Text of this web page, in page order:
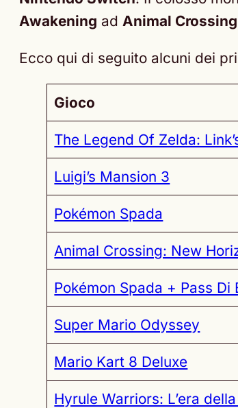
Awakening ad Animal
Ecco qui di seguito alcuni dei
Gioco
The Legend Of Zelda:
Luigi’s Mansion 3
Pokémon Spada
Animal Crossing: New
Pokémon Spada + Pass Di
Super Mario Odyssey
Mario Kart 8 Deluxe
Hyrule Warriors: L’era